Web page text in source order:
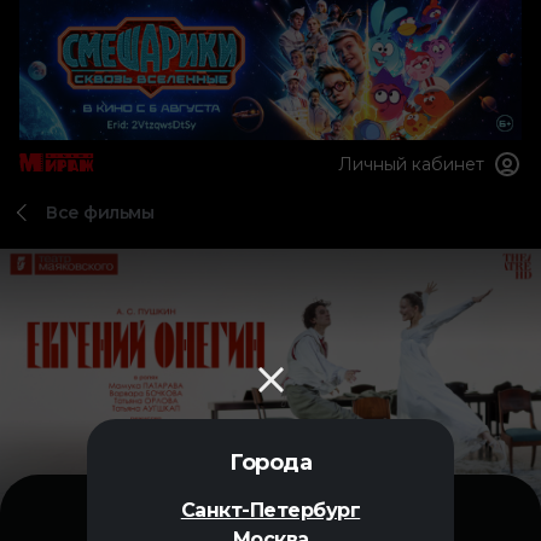
Города
Санкт-Петербург
Личный кабинет
Все фильмы